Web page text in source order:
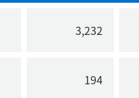
3,232
194